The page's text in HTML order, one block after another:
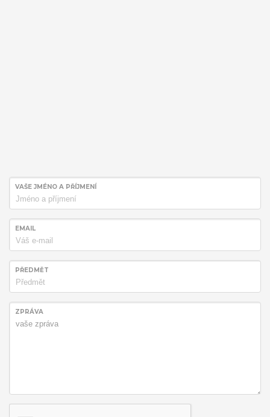
VAŠE JMÉNO A PŘÍJMENÍ
EMAIL
PŘEDMĚT
ZPRÁVA